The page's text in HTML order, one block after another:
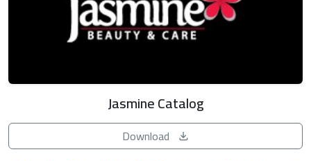
Jasmine Catalog
Download